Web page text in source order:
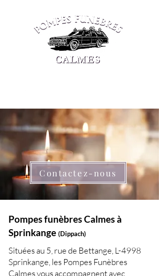
Contactez-nous
Pompes funèbres Calmes à
Sprinkange (Dippach)
Situées au 5, rue de Bettange, L-4998
Sprinkange, les Pompes Funèbres
Calmes vous accompagnent avec